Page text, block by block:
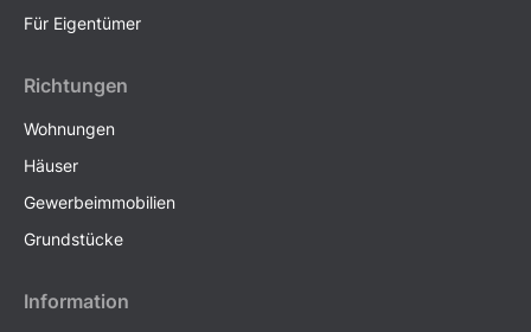
Für Eigentümer
Richtungen
Wohnungen
Häuser
Gewerbeimmobilien
Grundstücke
Information